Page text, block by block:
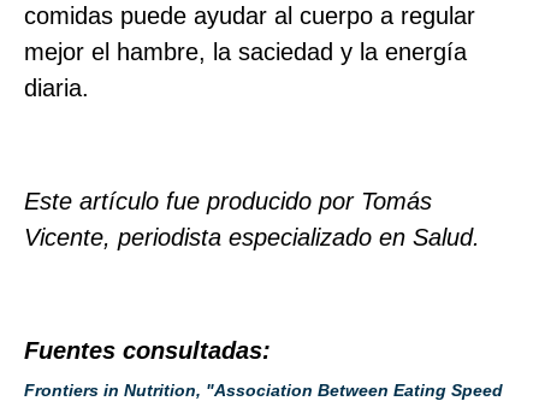
comidas puede ayudar al cuerpo a regular
mejor el hambre, la saciedad y la energía
diaria.
Este artículo fue producido por Tomás
Vicente, periodista especializado en Salud.
Fuentes consultadas:
Frontiers in Nutrition, "Association Between Eating Speed